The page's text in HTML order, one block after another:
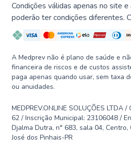
Condições válidas apenas no site
poderão ter condições diferentes.
A Medprev não é plano de saúde e
financeira de riscos e de custos
paga apenas quando usar, sem taxa
ou anuidades.
MEDPREV.ONLINE SOLUÇÕES LTDA
62 / Inscrição Municipal: 23106048 /
Djalma Dutra, n° 683, sala 04, Centro,
José dos Pinhais-PR